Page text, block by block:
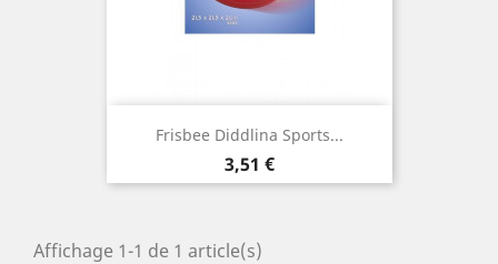
Frisbee Diddlina Sports...
Prix
3,51 €
Affichage 1-1 de 1 article(s)